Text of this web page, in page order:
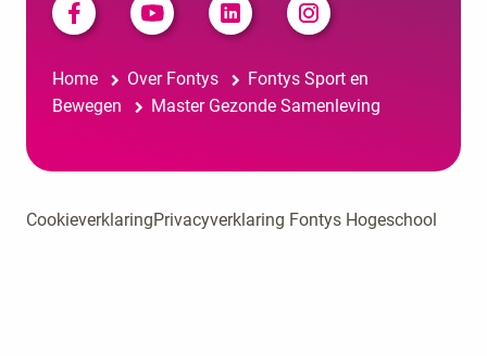
Home Over Fontys
Fontys Sport en
Bewegen
Master Gezonde Samenleving
CookieverklaringPrivacyverklaring Fontys Hogeschool